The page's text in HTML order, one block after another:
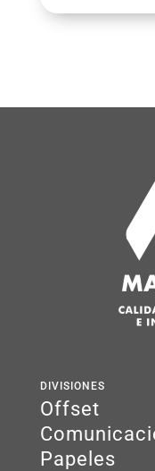
DIVISIONES
Offset
Papeles